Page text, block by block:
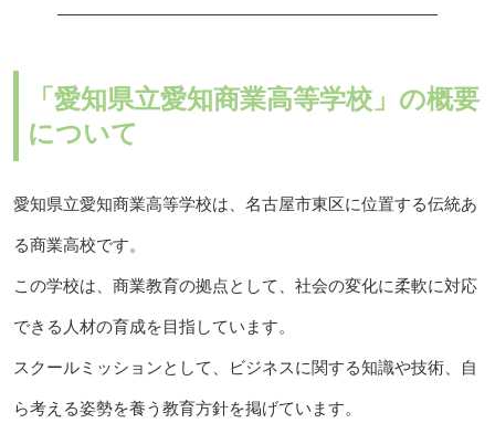
「愛知県立愛知商業高等学校」の概要
について
愛知県立愛知商業高等学校は、名古屋市東区に位置する伝統あ
る商業高校です。
この学校は、商業教育の拠点として、社会の変化に柔軟に対応
できる人材の育成を目指しています。
スクールミッションとして、ビジネスに関する知識や技術、自
ら考える姿勢を養う教育方針を掲げています。